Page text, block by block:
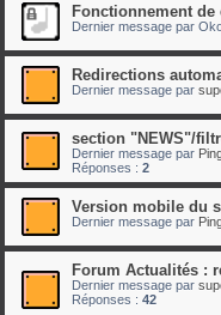
Fonctionnement de
Dernier message par
Redirections
Dernier message par
section "NEWS"/
Dernier message par
Réponses : 2
Version mobile du
Dernier message par
Forum Actualités :
Dernier message par
Réponses : 42